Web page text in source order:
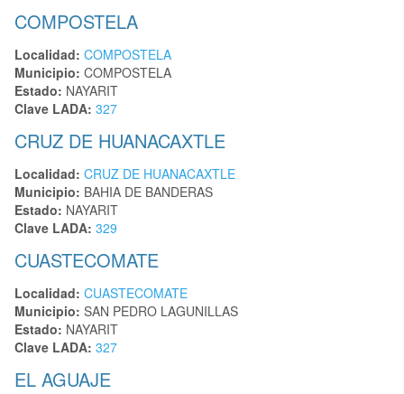
COMPOSTELA
Localidad: COMPOSTELA
Municipio: COMPOSTELA
Estado: NAYARIT
Clave LADA: 327
CRUZ DE HUANACAXTLE
Localidad: CRUZ DE HUANACAXTLE
Municipio: BAHIA DE BANDERAS
Estado: NAYARIT
Clave LADA: 329
CUASTECOMATE
Localidad: CUASTECOMATE
Municipio: SAN PEDRO LAGUNILLAS
Estado: NAYARIT
Clave LADA: 327
EL AGUAJE